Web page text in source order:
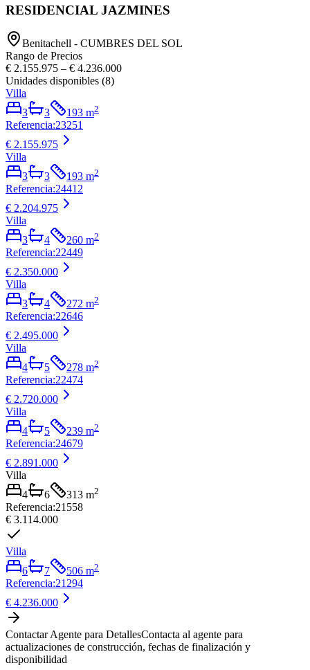
RESIDENCIAL JAZMINES
Benitachell - CUMBRES DEL SOL
Rango de Precios
€ 2.155.975 – € 4.236.000
Unidades disponibles (8)
Villa
3
3 193 m2
Referencia:23251
€ 2.155.975
Villa
3
3 193 m2
Referencia:24412
€ 2.204.975
Villa
3
4 260 m2
Referencia:22449
€ 2.350.000
Villa
3
4 272 m2
Referencia:22646
€ 2.495.000
Villa
4
5 278 m2
Referencia:22474
€ 2.720.000
Villa
4
5 239 m2
Referencia:24679
€ 2.891.000
Villa
4
6 313 m2
Referencia:21558
€ 3.114.000
Villa
6
7 506 m2
Referencia:21294
€ 4.236.000
Contactar Agente para DetallesContacta al agente para
actualizaciones de construcción, fechas de finalización y
disponibilidad